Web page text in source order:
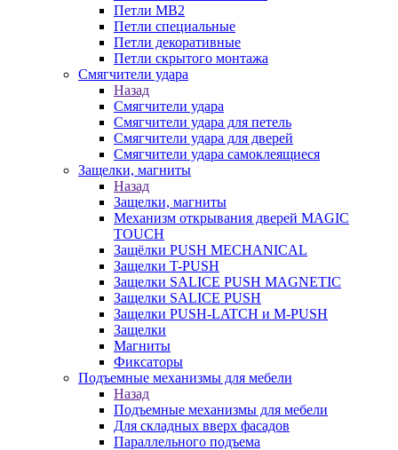
Петли MB2
Петли специальные
Петли декоративные
Петли скрытого монтажа
Смягчители удара
Назад
Смягчители удара
Смягчители удара для петель
Смягчители удара для дверей
Cмягчители удара самоклеящиеся
Защелки, магниты
Назад
Защелки, магниты
Механизм открывания дверей MAGIC
TOUCH
Защёлки PUSH MECHANICAL
Защелки T-PUSH
Защелки SALICE PUSH MAGNETIC
Защелки SALICE PUSH
Защелки PUSH-LATCH и M-PUSH
Защелки
Магниты
Фиксаторы
Подъемные механизмы для мебели
Назад
Подъемные механизмы для мебели
Для складных вверх фасадов
Параллельного подъема